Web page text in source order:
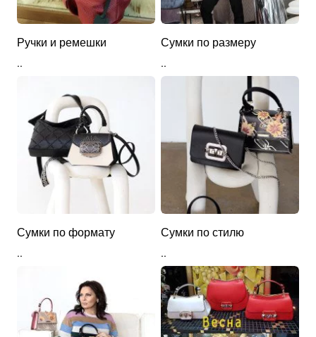
Ручки и ремешки
..
Сумки по размеру
..
Сумки по формату
..
Сумки по стилю
..